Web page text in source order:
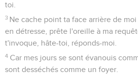
toi.
3 Ne cache point ta face arrière de
en détresse, prête l'oreille à ma
t'invoque, hâte-toi, réponds-moi.
4 Car mes jours se sont évanouis
sont desséchés comme un foyer.